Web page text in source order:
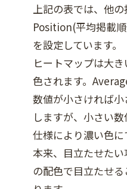
上記の表では、他
Position(平均掲載
を設定しています。
ヒートマップは大
色されます。
数値が小さければ
しますが、小さい
仕様により濃い色に
本来、目立たせた
の配色で目立たせ